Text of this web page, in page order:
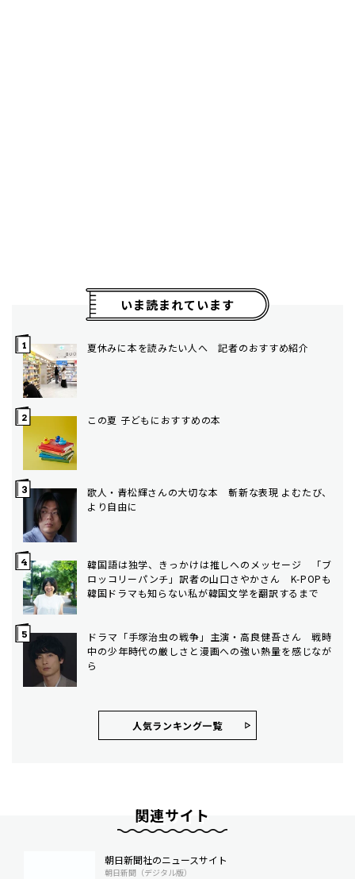
いま読まれています
夏休みに本を読みたい人へ 記者のおすすめ紹介
この夏 子どもにおすすめの本
歌人・青松輝さんの大切な本 斬新な表現 よむたび、
より自由に
韓国語は独学、きっかけは推しへのメッセージ 「ブ
ロッコリーパンチ」訳者の山口さやかさん K-POPも
韓国ドラマも知らない私が韓国文学を翻訳するまで
ドラマ「手塚治虫の戦争」主演・高良健吾さん 戦時
中の少年時代の厳しさと漫画への強い熱量を感じなが
ら
人気ランキング⼀覧
関連サイト
朝日新聞社のニュースサイト
朝日新聞（デジタル版）